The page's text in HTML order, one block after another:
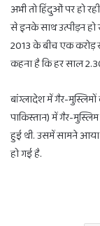
अभी तो हिंदुओं पर हो
से इनके साथ उत्पीड़न
2013 के बीच एक करोड़
कहना है कि हर साल
बांग्लादेश में गैर-
पाकिस्तान) में गैर-
हुई थी. उसमें सामने आया
हो गई है.